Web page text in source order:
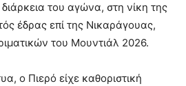
του αγώνα, στη νίκη της
έδρας επί της Νικαράγουας,
του Μουντιάλ 2026.
ο Πιερό είχε καθοριστική